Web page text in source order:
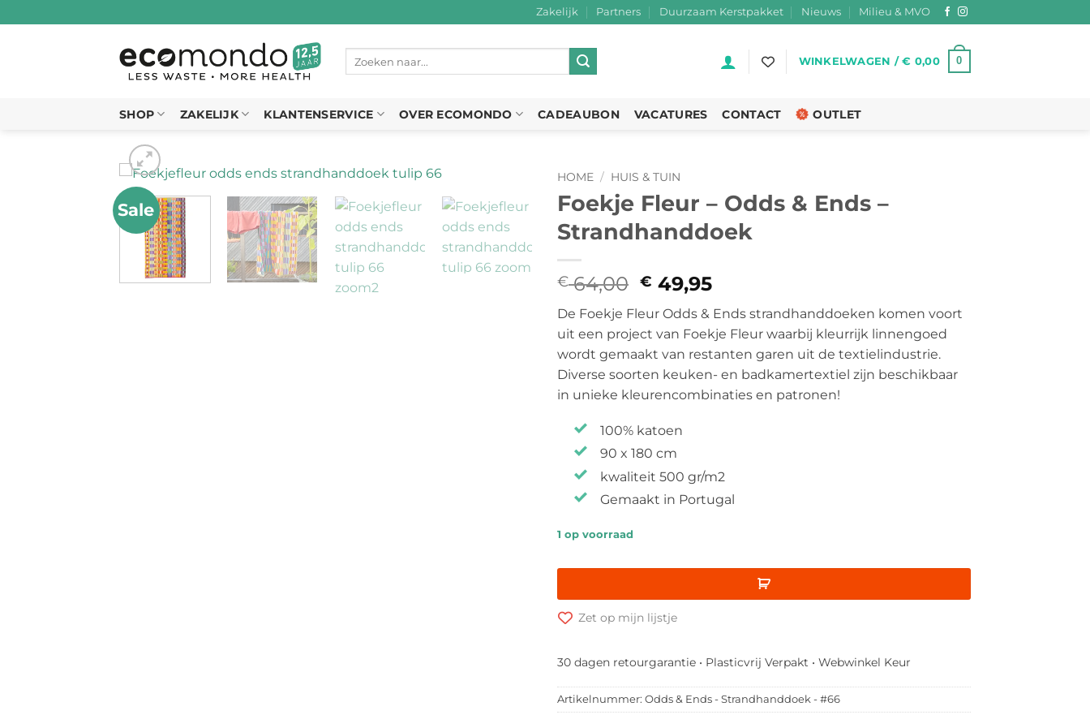
Zakelijk Partners Duurzaam Kerstpakket Nieuws Milieu & MVO
Zoeken
WINKELWAGEN /€ 0,00 0
SHOP ZAKELIJK KLANTENSERVICE OVER ECOMONDO CADEAUBON VACATURES CONTACT OUTLET
Sale
HOME / HUIS & TUIN
Foekje Fleur – Odds & Ends –
Strandhanddoek
€64,00 Oorspronkelijke
prijs
was:
€ 64,00.
€ 49,95
prijs
is:
€ 49,95.
De Foekje Fleur Odds & Ends strandhanddoeken komen voort
uit een project van Foekje Fleur waarbij kleurrijk linnengoed
wordt gemaakt van restanten garen uit de textielindustrie.
Diverse soorten keuken- en badkamertextiel zijn beschikbaar
in unieke kleurencombinaties en patronen!
100% katoen
90 x 180 cm
kwaliteit 500 gr/m2
Gemaakt in Portugal
1 op voorraad
Zet op mijn lijstje
30 dagen retourgarantie • Plasticvrij Verpakt • Webwinkel Keur
Artikelnummer: Odds & Ends - Strandhanddoek - #66